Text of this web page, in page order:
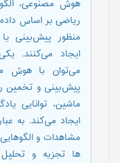
هوش مصنوعی،
ریاضی بر اساس
منظور پیش‌بینی یا
ایجاد می‌کنند.
می‌توان با هوش
پیش‌بینی و تخمین
ماشین، توانایی
ایجاد می‌کند. به
مشاهدات و
ها تجزیه و تحلیل